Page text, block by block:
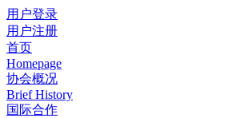
用户登录
用户注册
首页
Homepage
协会概况
Brief History
国际合作